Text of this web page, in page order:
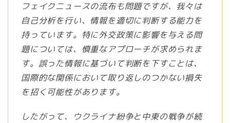
フェイクニュースの流布も問題ですが、我々は
自己分析を行い、情報を適切に判断する能力を
持っています。特に外交政策に影響を与える問
題については、慎重なアプローチが求められま
す。誤った情報に基づいて判断を下すことは、
国際的な関係において取り返しのつかない損失
を招く可能性があります。
したがって、ウクライナ紛争と中東の戦争が続